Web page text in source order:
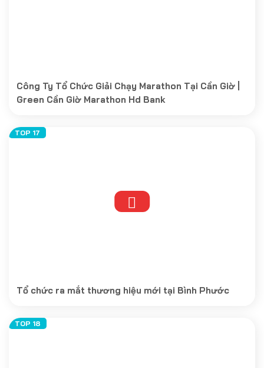
Công Ty Tổ Chức Giải Chạy Marathon Tại Cần Giờ |
Green Cần Giờ Marathon Hd Bank
Tổ chức ra mắt thương hiệu mới tại Bình Phước